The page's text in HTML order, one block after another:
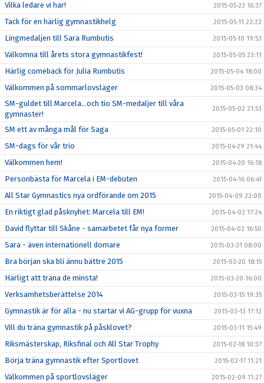
Vilka ledare vi har! 2015-05-23 16:37
Tack för en härlig gymnastikhelg 2015-05-11 22:22
Lingmedaljen till Sara Rumbutis 2015-05-10 19:53
Välkomna till årets stora gymnastikfest! 2015-05-05 23:11
Härlig comeback för Julia Rumbutis 2015-05-04 18:00
Välkommen på sommarlovsläger 2015-05-03 08:34
SM-guldet till Marcela...och tio SM-medaljer till våra
gymnaster!
2015-05-02 21:53
SM ett av många mål för Saga 2015-05-01 22:10
SM-dags för vår trio 2015-04-29 21:44
Välkommen hem! 2015-04-20 16:18
Personbästa för Marcela i EM-debuten 2015-04-16 06:41
All Star Gymnastics nya ordförande om 2015 2015-04-09 22:00
En riktigt glad påsknyhet: Marcela till EM! 2015-04-02 17:24
David flyttar till Skåne - samarbetet får nya former 2015-04-02 16:50
Sara - även internationell domare 2015-03-31 08:00
Bra början ska bli ännu bättre 2015 2015-03-20 18:15
Härligt att träna de minsta! 2015-03-20 16:00
Verksamhetsberättelse 2014 2015-03-15 19:35
Gymnastik är för alla - nu startar vi AG-grupp för vuxna 2015-03-13 17:12
Vill du träna gymnastik på påsklovet? 2015-03-11 15:49
Riksmästerskap, Riksfinal och All Star Trophy 2015-02-18 10:37
Börja träna gymnastik efter Sportlovet 2015-02-17 11:21
Välkommen på sportlovsläger 2015-02-09 11:27